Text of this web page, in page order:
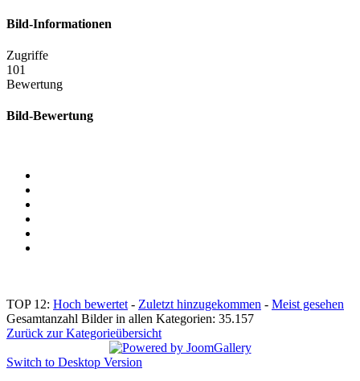
Bild-Informationen
Zugriffe
101
Bewertung
Bild-Bewertung
TOP 12: Hoch bewertet - Zuletzt hinzugekommen - Meist gesehen
Gesamtanzahl Bilder in allen Kategorien: 35.157
Zurück zur Kategorieübersicht
Switch to Desktop Version